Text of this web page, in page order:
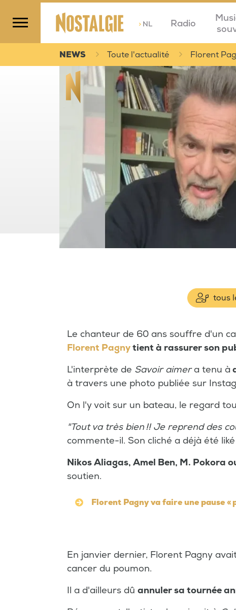
>NL Radio
NEWS Toute l'actualité Florent
tous
Le chanteur de 60 ans souffre d'un
Florent Pagnytient à rassurer son
L'interprète de Savoir aimera tenu à
à travers une photo publiée sur
On l'y voit sur un bateau, le regard
"Tout va très bien !! Je reprend des
commente-il. Son cliché a déjà été
Nikos Aliagas, Amel Ben, M. Pokora
soutien.
Florent Pagny va faire une pause «
En janvier dernier, Florent Pagny
cancer du poumon.
Il a d'ailleurs dû annuler sa tournée